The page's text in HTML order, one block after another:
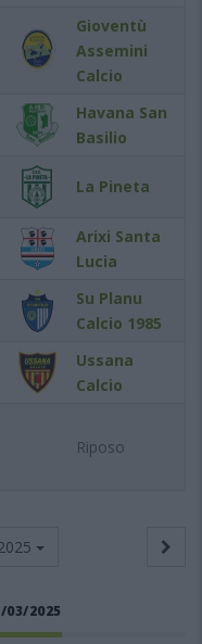
Gioventù
Assemini
Calcio
Havana San
Basilio
La Pineta
Arixi Santa
Lucia
Su Planu
Calcio 1985
Ussana
Calcio
Riposo
03/2025